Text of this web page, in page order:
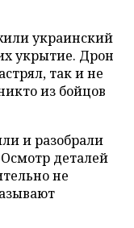
украинский
укрытие. Дрон
так и не
из бойцов
и разобрали
деталей
не